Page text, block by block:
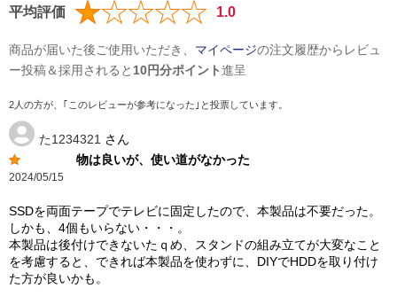
平均評価 1.0
商品が届いた後ご使用いただき、 マイページの注文履歴からレビュ
ー投稿＆採用されると 10円分ポイント進呈
2人の方が、｢このレビューが参考になった｣と投票しています。
た1234321 さん
物は良いが、使い道がなかった
2024/05/15
SSDを両面テープでテレビに固定したので、本製品は不要だった。
しかも、4個もいらない・・・。
本製品は後付けできないたｑめ、スタンドの組み立てが大変なこと
を考慮すると、できれば本製品を使わずに、DIYでHDDを取り付け
た方が良いかも。